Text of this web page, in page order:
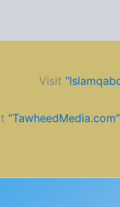
Visit
“TawheedMedia.com”